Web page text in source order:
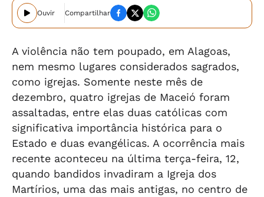
Ouvir Compartilhar
A violência não tem poupado, em Alagoas,
nem mesmo lugares considerados sagrados,
como igrejas. Somente neste mês de
dezembro, quatro igrejas de Maceió foram
assaltadas, entre elas duas católicas com
significativa importância histórica para o
Estado e duas evangélicas. A ocorrência mais
recente aconteceu na última terça-feira, 12,
quando bandidos invadiram a Igreja dos
Martírios, uma das mais antigas, no centro de